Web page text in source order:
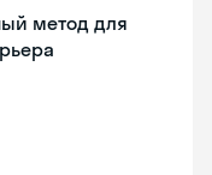
метод для